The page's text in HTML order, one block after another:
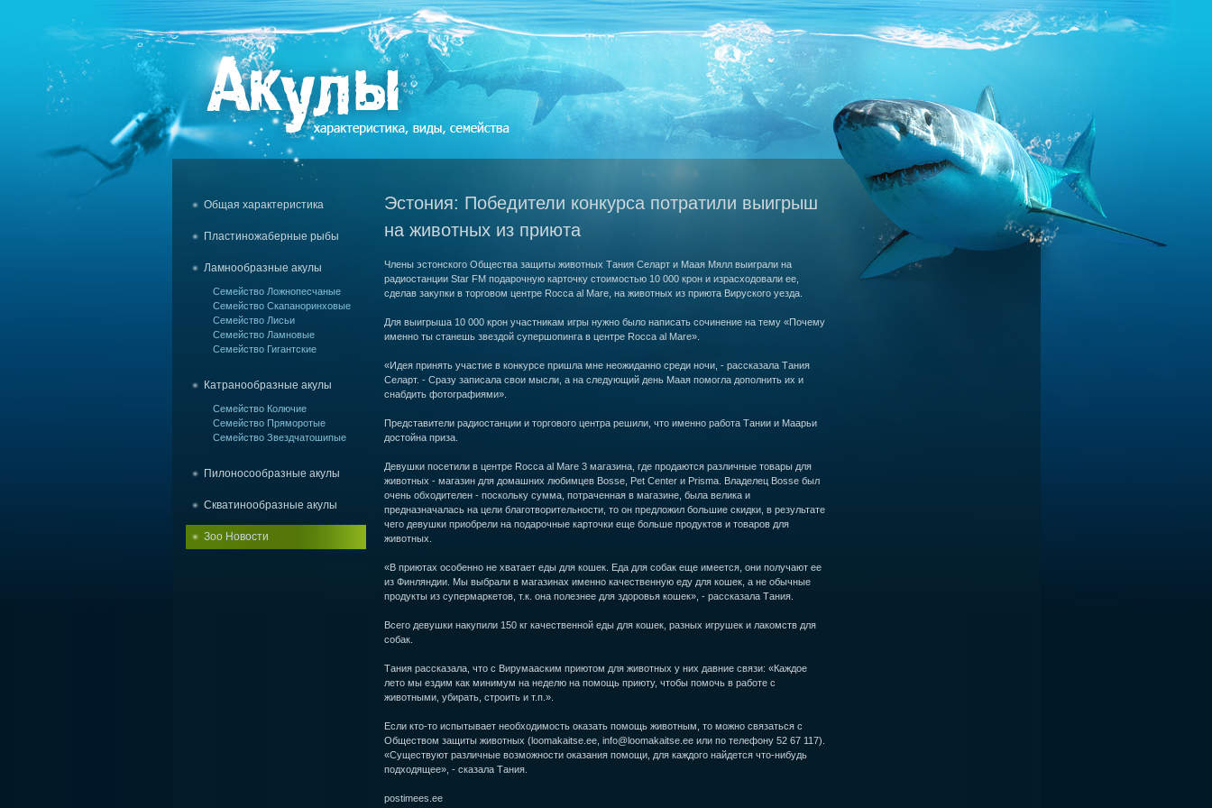
Общая характеристика
Пластиножаберные рыбы
Ламнообразные акулы
Семейство Ложнопесчаные
Семейство Скапаноринховые
Семейство Лисьи
Семейство Ламновые
Семейство Гигантские
Катранообразные акулы
Семейство Колючие
Семейство Пряморотые
Семейство Звездчатошипые
Пилоносообразные акулы
Скватинообразные акулы
Зоо Новости
Эстония: Победители конкурса потратили выигрыш
на животных из приюта
Члены эстонского Общества защиты животных Тания Селарт и Маая Мялл выиграли на
радиостанции Star FM подарочную карточку стоимостью 10 000 крон и израсходовали ее,
сделав закупки в торговом центре Rocca al Mare, на животных из приюта Вируского уезда.
Для выигрыша 10 000 крон участникам игры нужно было написать сочинение на тему «Почему
именно ты станешь звездой супершопинга в центре Rocca al Mare».
«Идея принять участие в конкурсе пришла мне неожиданно среди ночи, - рассказала Тания
Селарт. - Сразу записала свои мысли, а на следующий день Маая помогла дополнить их и
снабдить фотографиями».
Представители радиостанции и торгового центра решили, что именно работа Тании и Маарьи
достойна приза.
Девушки посетили в центре Rocca al Mare 3 магазина, где продаются различные товары для
животных - магазин для домашних любимцев Bosse, Pet Center и Prisma. Владелец Bosse был
очень обходителен - поскольку сумма, потраченная в магазине, была велика и
предназначалась на цели благотворительности, то он предложил большие скидки, в результате
чего девушки приобрели на подарочные карточки еще больше продуктов и товаров для
животных.
«В приютах особенно не хватает еды для кошек. Еда для собак еще имеется, они получают ее
из Финляндии. Мы выбрали в магазинах именно качественную еду для кошек, а не обычные
продукты из супермаркетов, т.к. она полезнее для здоровья кошек», - рассказала Тания.
Всего девушки накупили 150 кг качественной еды для кошек, разных игрушек и лакомств для
собак.
Тания рассказала, что с Вирумааским приютом для животных у них давние связи: «Каждое
лето мы ездим как минимум на неделю на помощь приюту, чтобы помочь в работе с
животными, убирать, строить и т.п.».
Если кто-то испытывает необходимость оказать помощь животным, то можно связаться с
Обществом защиты животных (loomakaitse.ee, info@loomakaitse.ee или по телефону 52 67 117).
«Существуют различные возможности оказания помощи, для каждого найдется что-нибудь
подходящее», - сказала Тания.
postimees.ee